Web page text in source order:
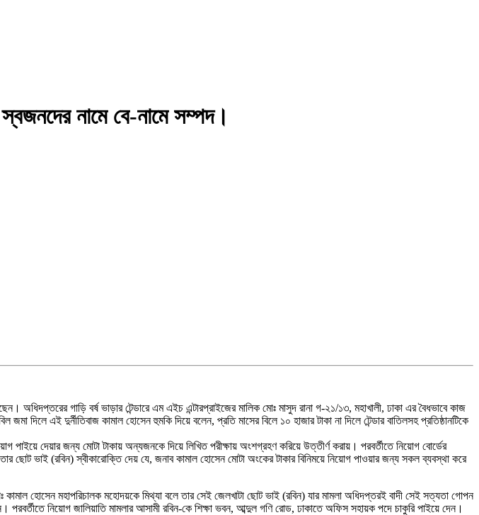
নামে বে-নামে সম্পদ।
অধিদপ্তরের গাড়ি বর্ষ ভাড়ার টেন্ডারে এম এইচ এন্টারপ্রাইজের মালিক মোঃ মাসুদ রানা গ-২১/১৩, মহাখালী, ঢাকা এর বৈধভাবে কাজ
এই দুর্নীতিবাজ কামাল হোসেন হুমকি দিয়ে বলেন, প্রতি মাসের বিলে ১০ হাজার টাকা না দিলে টেন্ডার বাতিলসহ প্রতিষ্ঠানটিকে
দেয়ার জন্য মোটা টাকায় অন্যজনকে দিয়ে লিখিত পরীক্ষায় অংশগ্রহণ করিয়ে উত্তীর্ণ করায়। পরবর্তীতে নিয়োগ বোর্ডের
ছোট ভাই (রবিন) স্বীকারোক্তি দেয় যে, জনাব কামাল হোসেন মোটা অংকের টাকার বিনিময়ে নিয়োগ পাওয়ার জন্য সকল ব্যবস্থা করে
হোসেন মহাপরিচালক মহোদয়কে মিথ্যা বলে তার সেই জেলখাটা ছোট ভাই (রবিন) যার মামলা অধিদপ্তরই বাদী সেই সত্যতা গোপন
পরবর্তীতে নিয়োগ জালিয়াতি মামলার আসামী রবিন-কে শিক্ষা ভবন, আব্দুল গণি রোড, ঢাকাতে অফিস সহায়ক পদে চাকুরি পাইয়ে দেন।